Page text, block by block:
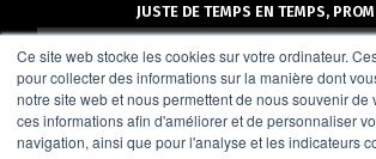
Ce site web stocke les cookies sur votre ordinateur.
pour collecter des informations sur la manière dont
notre site web et nous permettent de nous souvenir de
ces informations afin d'améliorer et de personnaliser
navigation, ainsi que pour l'analyse et les indicateurs
JUSTE DE TEMPS EN TEMPS,